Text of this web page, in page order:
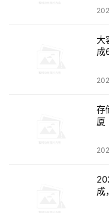
5、支持虚拟机动态
或硬件配件时，
5、可将 NAS 加入
入 Azure AD DS，IT
控制器，更有效率地管
6、QuLog Center 日
大
成
存
厦
成